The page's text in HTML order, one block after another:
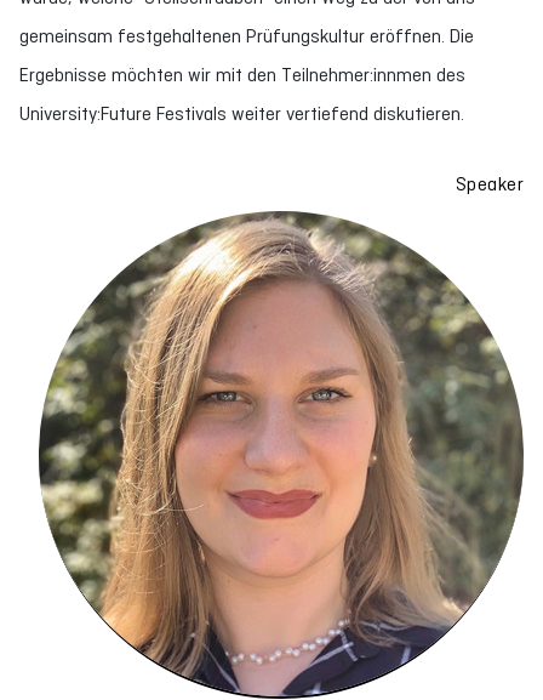
gemeinsam festgehaltenen Prüfungskultur eröffnen. Die
Ergebnisse möchten wir mit den Teilnehmer:innmen des
University:Future Festivals weiter vertiefend diskutieren.
Speaker